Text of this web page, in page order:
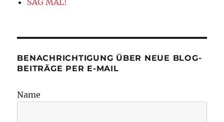
SAG MAL!
BENACHRICHTIGUNG ÜBER NEUE BLOG-
BEITRÄGE PER E-MAIL
Name